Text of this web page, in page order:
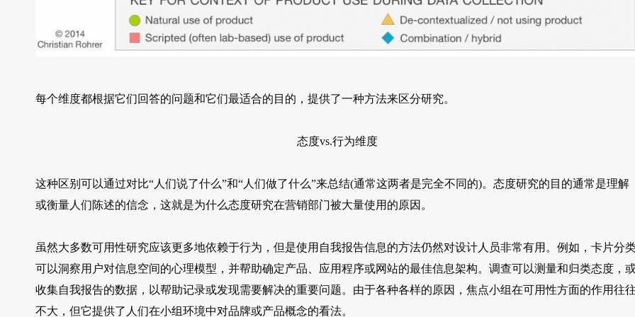
每个维度都根据它们回答的问题和它们最适合的目的，提供了一种方法来区分研究。
态度vs.行为维度
这种区别可以通过对比“人们说了什么”和“人们做了什么”来总结(通常这两者是完全不同的)。态度研究的目的通常是理解
或衡量人们陈述的信念，这就是为什么态度研究在营销部门被大量使用的原因。
虽然大多数可用性研究应该更多地依赖于行为，但是使用自我报告信息的方法仍然对设计人员非常有用。例如，卡片分
可以洞察用户对信息空间的心理模型，并帮助确定产品、应用程序或网站的最佳信息架构。调查可以测量和归类态度，
收集自我报告的数据，以帮助记录或发现需要解决的重要问题。由于各种各样的原因，焦点小组在可用性方面的作用往往
不大，但它提供了人们在小组环境中对品牌或产品概念的看法。